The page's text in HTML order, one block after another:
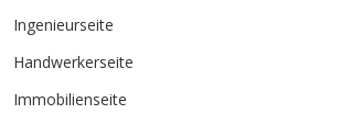
Ingenieurseite
Handwerkerseite
Immobilienseite